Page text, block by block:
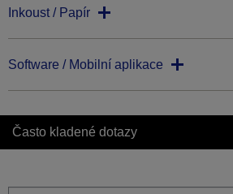
Inkoust / Papír
Software / Mobilní aplikace
Často kladené dotazy